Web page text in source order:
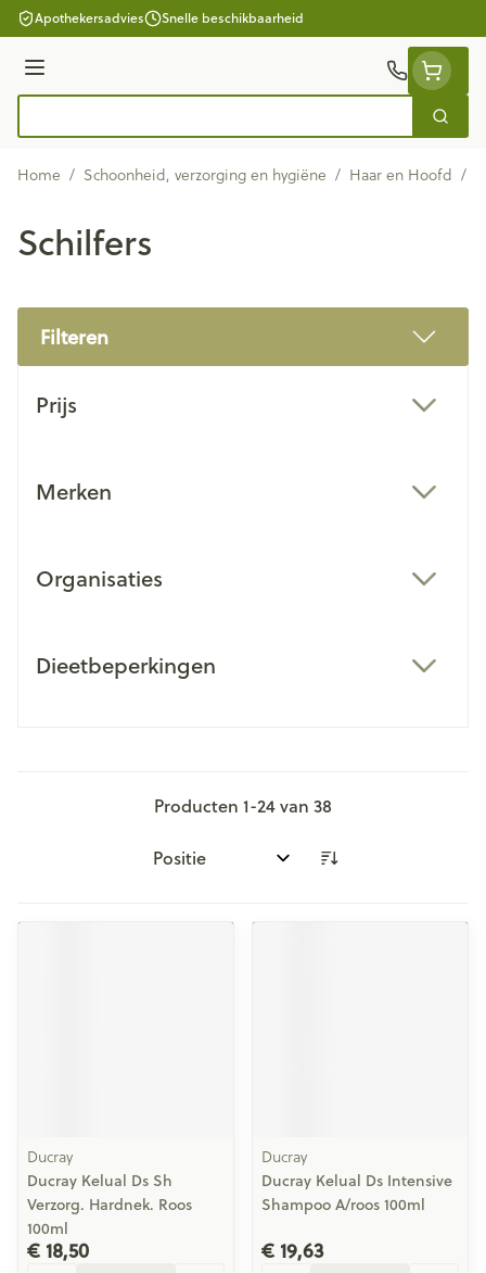
Ga naar de inhoud
Apothekersadvies Snelle beschikbaarheid
Menu
Zoek
Home / Schoonheid, verzorging en hygiëne / Haar en Hoofd /
Schilfers
Filteren
Prijs
Merken
Organisaties
Dieetbeperkingen
Producten 1-24van 38
Sorteer op:
Ducray
Ducray Kelual Ds Sh
Verzorg. Hardnek. Roos
100ml
€ 18,50
Ducray
Ducray Kelual Ds Intensive
Shampoo A/roos 100ml
€ 19,63